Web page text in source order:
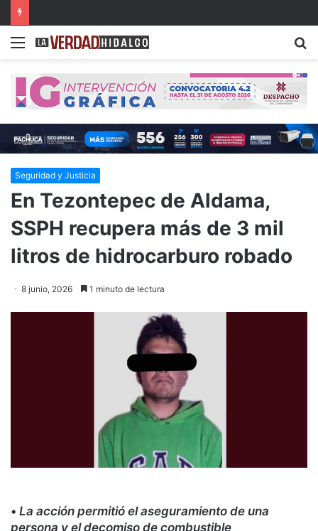
Menu
Seguridad y Justicia
En Tezontepec de Aldama,
SSPH recupera más de 3 mil
litros de hidrocarburo robado
8 junio, 2026 1 minuto de lectura
• La acción permitió el aseguramiento de una
persona y el decomiso de combustible